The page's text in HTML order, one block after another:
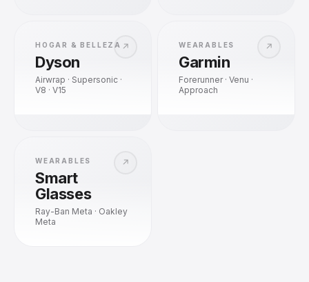
↗
HOGAR & BELLEZA
Dyson
Airwrap · Supersonic ·
V8 · V15
↗
WEARABLES
Garmin
Forerunner · Venu ·
Approach
↗
WEARABLES
Smart
Glasses
Ray-Ban Meta · Oakley
Meta